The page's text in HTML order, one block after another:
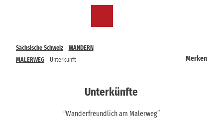
Sächsische Schweiz
WANDERN
MALERWEG
Unterkunft Merken
Unterkünfte
“Wanderfreundlich am Malerweg”